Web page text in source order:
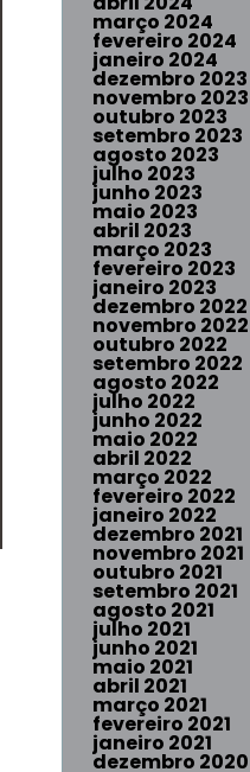
março 2024
fevereiro 2024
janeiro 2024
dezembro 2023
novembro 2023
outubro 2023
setembro 2023
agosto 2023
julho 2023
junho 2023
maio 2023
abril 2023
março 2023
fevereiro 2023
janeiro 2023
dezembro 2022
novembro 2022
outubro 2022
setembro 2022
agosto 2022
julho 2022
junho 2022
maio 2022
abril 2022
março 2022
fevereiro 2022
janeiro 2022
dezembro 2021
novembro 2021
outubro 2021
setembro 2021
agosto 2021
julho 2021
junho 2021
maio 2021
abril 2021
março 2021
fevereiro 2021
janeiro 2021
dezembro 2020